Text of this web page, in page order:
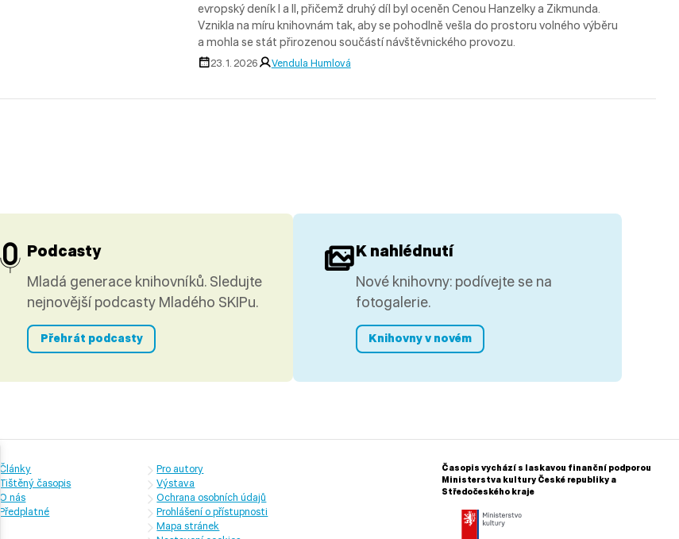
evropský deník I a II, přičemž druhý díl byl oceněn Cenou Hanzelky a Zikmunda.
Vznikla na míru knihovnám tak, aby se pohodlně vešla do prostoru volného výběru
a mohla se stát přirozenou součástí návštěvnického provozu.
23. 1. 2026 Vendula Humlová
Podcasty
Mladá generace knihovníků. Sledujte
nejnovější podcasty Mladého SKIPu.
Přehrát podcasty
K nahlédnutí
Nové knihovny: podívejte se na
fotogalerie.
Knihovny v novém
Články
Tištěný časopis
O nás
Předplatné
Pro autory
Výstava
Ochrana osobních údajů
Prohlášení o přístupnosti
Mapa stránek
Časopis vychází s laskavou finanční podporou
Ministerstva kultury České republiky a
Středočeského kraje